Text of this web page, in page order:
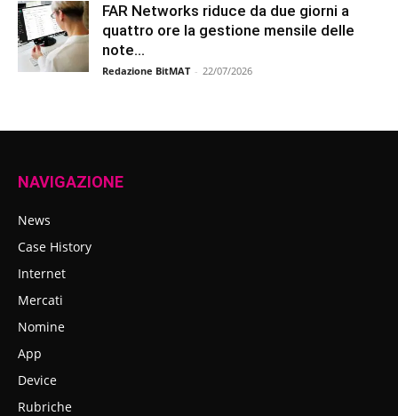
FAR Networks riduce da due giorni a
quattro ore la gestione mensile delle
note...
Redazione BitMAT - 22/07/2026
NAVIGAZIONE
News
Case History
Internet
Mercati
Nomine
App
Device
Rubriche